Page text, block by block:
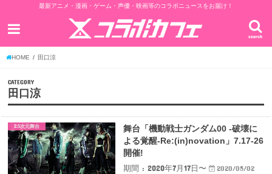
最新アニメ・漫画・ゲーム・声優・映画等のコラボニュースをお届け！
search
HOME 田口涼
CATEGORY
田口涼
2.5次元舞台
舞台「機動戦士ガンダム00 -破壊に
よる覚醒-Re:(in)novation」7.17-26
開催!
期間 : 2020年7月17日〜
2020/05/02